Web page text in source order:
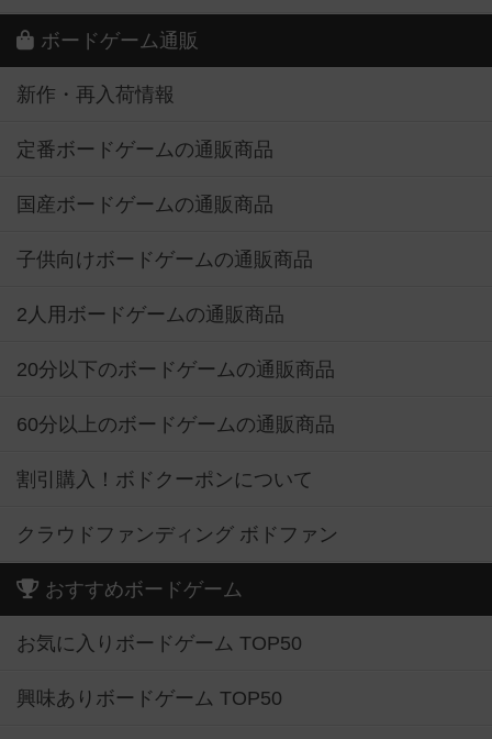
ボードゲーム通販
新作・再入荷情報
定番ボードゲームの通販商品
国産ボードゲームの通販商品
子供向けボードゲームの通販商品
2人用ボードゲームの通販商品
20分以下のボードゲームの通販商品
60分以上のボードゲームの通販商品
割引購入！ボドクーポンについて
クラウドファンディング ボドファン
おすすめボードゲーム
お気に入りボードゲーム TOP50
興味ありボードゲーム TOP50